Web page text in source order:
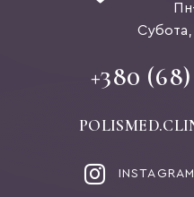
Субота,
+380
INSTAGRAM